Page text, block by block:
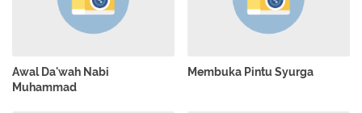
Awal Da'wah Nabi
Muhammad
Membuka Pintu Syurga